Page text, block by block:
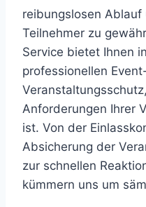
reibungslosen
Teilnehmer zu
Service bietet Ihnen
professionellen
Anforderungen Ihrer
ist. Von der
Absicherung der
zur schnellen
kümmern uns um